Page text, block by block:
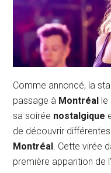
Comme annoncé, la
passage à Montréal
sa soirée nostalgique
de découvrir différentes
Montréal . Cette virée
première apparition de